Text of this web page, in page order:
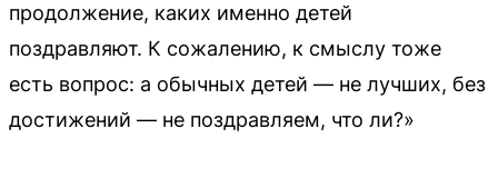
продолжение, каких именно детей
поздравляют. К сожалению, к смыслу тоже
есть вопрос: а обычных детей — не лучших, без
достижений — не поздравляем, что ли?»